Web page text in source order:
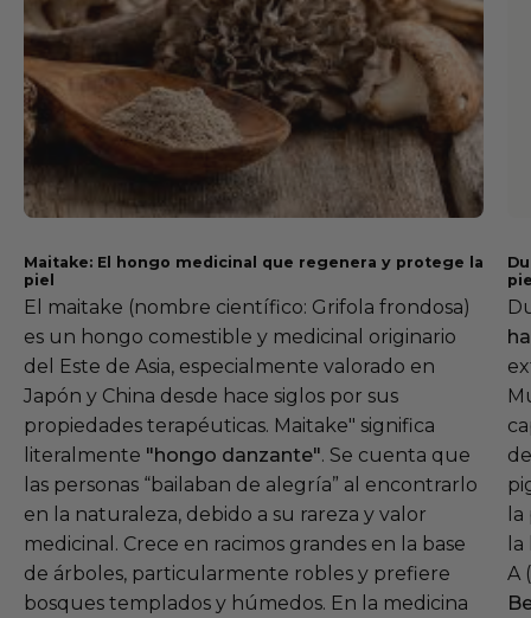
Maitake: El hongo medicinal que regenera y protege la
piel
El maitake (nombre científico: Grifola frondosa)
es un hongo comestible y medicinal originario
del Este de Asia, especialmente valorado en
Japón y China desde hace siglos por sus
propiedades terapéuticas. Maitake" significa
literalmente "hongo danzante". Se cuenta que
las personas “bailaban de alegría” al encontrarlo
en la naturaleza, debido a su rareza y valor
medicinal. Crece en racimos grandes en la base
de árboles, particularmente robles y prefiere
bosques templados y húmedos. En la medicina
A